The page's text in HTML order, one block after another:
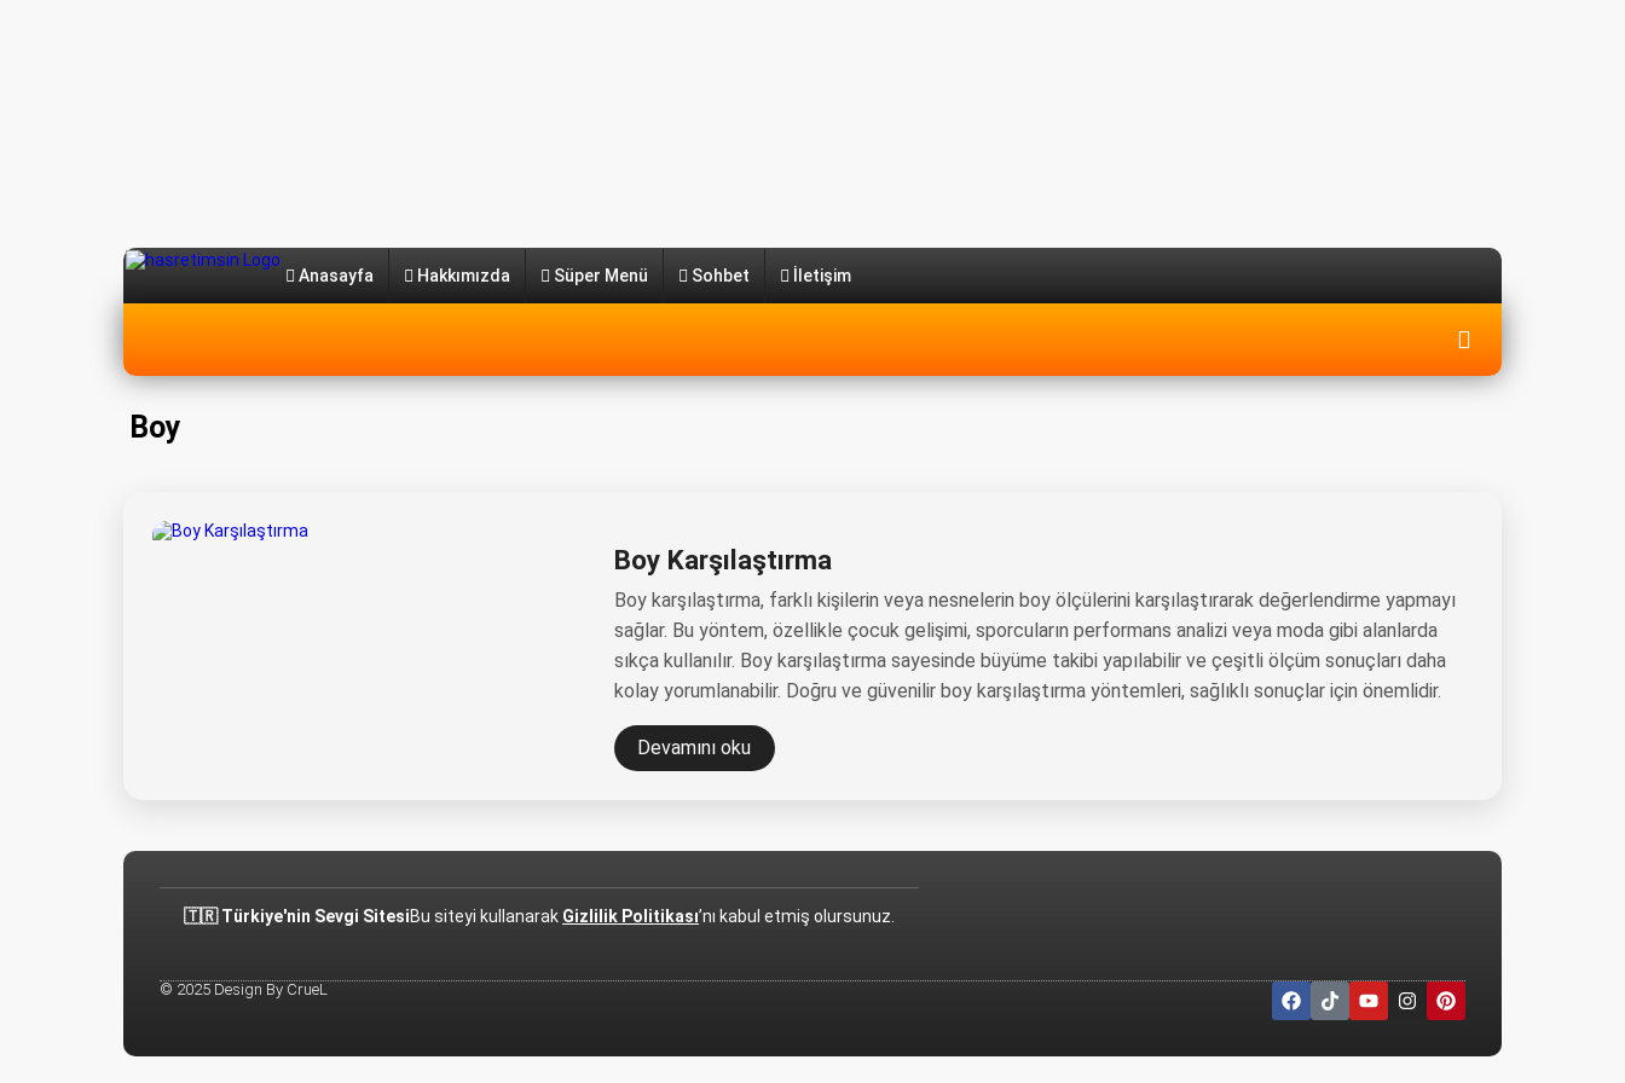
Anasayfa Hakkımızda Süper Menü Sohbet İletişim
Boy
Boy Karşılaştırma
Boy karşılaştırma, farklı kişilerin veya nesnelerin boy ölçülerini karşılaştırarak değerlendirme yapmayı
sağlar. Bu yöntem, özellikle çocuk gelişimi, sporcuların performans analizi veya moda gibi alanlarda
sıkça kullanılır. Boy karşılaştırma sayesinde büyüme takibi yapılabilir ve çeşitli ölçüm sonuçları daha
kolay yorumlanabilir. Doğru ve güvenilir boy karşılaştırma yöntemleri, sağlıklı sonuçlar için önemlidir.
Devamını oku
🇹🇷 Türkiye'nin Sevgi SitesiBu siteyi kullanarak Gizlilik Politikası’nı kabul etmiş olursunuz.
© 2025 Design By CrueL